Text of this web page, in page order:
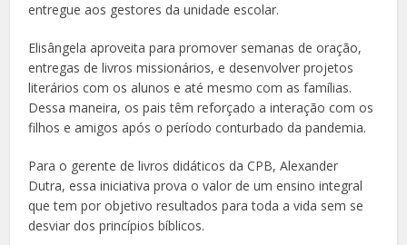
entregue aos gestores da unidade escolar.
Elisângela aproveita para promover semanas de oração,
entregas de livros missionários, e desenvolver projetos
literários com os alunos e até mesmo com as famílias.
Dessa maneira, os pais têm reforçado a interação com os
filhos e amigos após o período conturbado da pandemia.
Para o gerente de livros didáticos da CPB, Alexander
Dutra, essa iniciativa prova o valor de um ensino integral
que tem por objetivo resultados para toda a vida sem se
desviar dos princípios bíblicos.